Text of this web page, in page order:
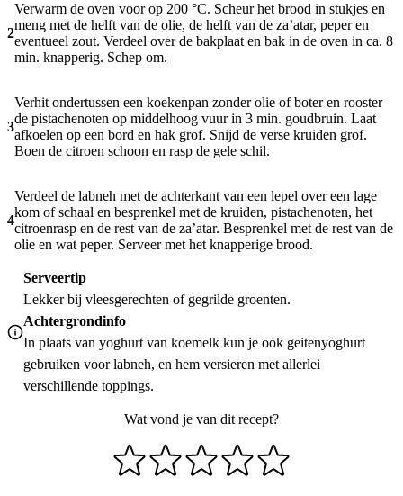
2
Verwarm de oven voor op 200 °C. Scheur het brood in stukjes en
meng met de helft van de olie, de helft van de za’atar, peper en
eventueel zout. Verdeel over de bakplaat en bak in de oven in ca. 8
min. knapperig. Schep om.
3
Verhit ondertussen een koekenpan zonder olie of boter en rooster
de pistachenoten op middelhoog vuur in 3 min. goudbruin. Laat
afkoelen op een bord en hak grof. Snijd de verse kruiden grof.
Boen de citroen schoon en rasp de gele schil.
4
Verdeel de labneh met de achterkant van een lepel over een lage
kom of schaal en besprenkel met de kruiden, pistachenoten, het
citroenrasp en de rest van de za’atar. Besprenkel met de rest van de
olie en wat peper. Serveer met het knapperige brood.
Serveertip
Lekker bij vleesgerechten of gegrilde groenten.
Achtergrondinfo
In plaats van yoghurt van koemelk kun je ook geitenyoghurt
gebruiken voor labneh, en hem versieren met allerlei
verschillende toppings.
Wat vond je van dit recept?